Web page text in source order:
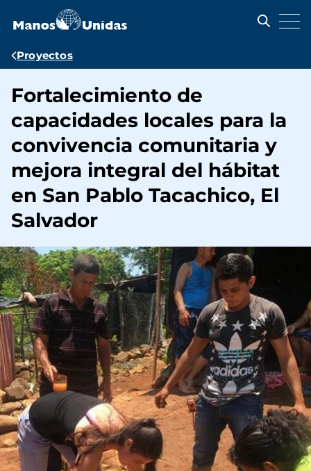
contenido
Ruta
navegación
Proyectos
Fortalecimiento de
capacidades locales para la
convivencia comunitaria y
mejora integral del hábitat
en San Pablo Tacachico, El
Salvador